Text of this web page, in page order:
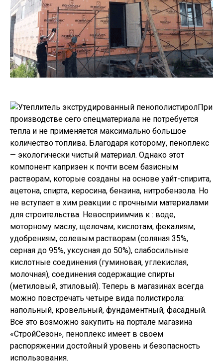
При
производстве сего спецматериала не потребуется
тепла и не применяется максимально большое
количество топлива. Благодаря которому, пеноплекс
— экологически чистый материал. Однако этот
компонент капризен к почти всем базисным
растворам, которые созданы на основе уайт-спирита,
ацетона, спирта, керосина, бензина, нитробензола. Но
не вступает в хим реакции с прочными материалами
для строительства. Невосприимчив к : воде,
моторному маслу, щелочам, кислотам, фекалиям,
удобрениям, солевым растворам (соляная 35%,
серная до 95%, уксусная до 50%), слабосильные
кислотные соединения (гуминовая, углекислая,
молочная), соединения содержащие спирты
(метиловый, этиловый). Теперь в магазинах всегда
можно повстречать четыре вида полистирола:
напольный, кровельный, фундаментный, фасадный.
Всё это возможно закупить на портале магазина
«СтройСезон», пеноплекс имеет в своем
распоряжении достойный уровень и безопасность
использования.